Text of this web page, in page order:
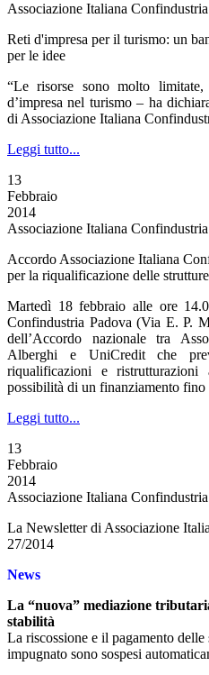
Associazione Italiana
Reti d'impresa per il turismo: un
per le idee
“Le risorse sono molto
d’impresa nel turismo – ha
di Associazione Italiana
Leggi tutto...
13
Febbraio
2014
Associazione Italiana
Accordo Associazione Italiana
per la riqualificazione delle
Martedì 18 febbraio alle ore
Confindustria Padova (Via E. P.
dell’Accordo nazionale tra
Alberghi e UniCredit che
riqualificazioni e
possibilità di un finanziamento fino
Leggi tutto...
13
Febbraio
2014
Associazione Italiana
La Newsletter di Associazione
27/2014
News
La “nuova” mediazione
stabilità
La riscossione e il pagamento
impugnato sono sospesi